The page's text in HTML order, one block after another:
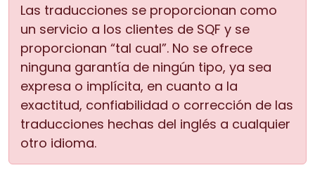
Las traducciones se proporcionan como
un servicio a los clientes de SQF y se
proporcionan “tal cual”. No se ofrece
ninguna garantía de ningún tipo, ya sea
expresa o implícita, en cuanto a la
exactitud, confiabilidad o corrección de las
traducciones hechas del inglés a cualquier
otro idioma.